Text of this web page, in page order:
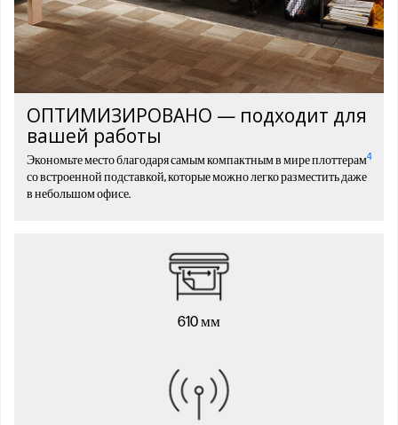
ОПТИМИЗИРОВАНО — подходит для
вашей работы
Экономьте место благодаря самым компактным в мире плоттерам4
со встроенной подставкой, которые можно легко разместить даже
в небольшом офисе.
610 мм